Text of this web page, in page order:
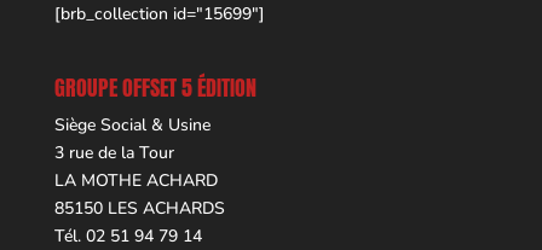
[brb_collection id="15699"]
GROUPE OFFSET 5 ÉDITION
Siège Social & Usine
3 rue de la Tour
LA MOTHE ACHARD
85150 LES ACHARDS
Tél. 02 51 94 79 14